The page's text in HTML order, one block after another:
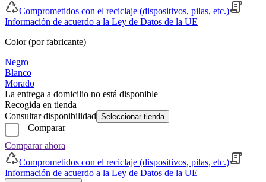
Comprometidos con el reciclaje (dispositivos, pilas, etc.)
Información de acuerdo a la Ley de Datos de la UE
Color (por fabricante)
Negro
Blanco
Morado
La entrega a domicilio no está disponible
Recogida en tienda
Consultar disponibilidad Seleccionar tienda
Comparar
Comparar ahora
Comprometidos con el reciclaje (dispositivos, pilas, etc.)
Información de acuerdo a la Ley de Datos de la UE